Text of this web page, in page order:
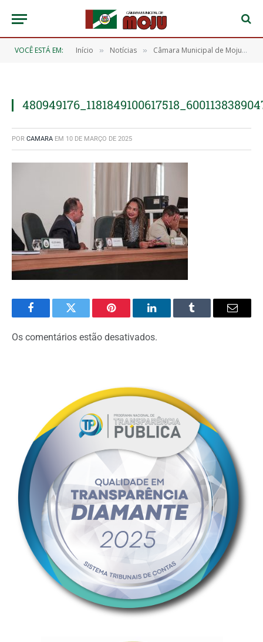
VOCÊ ESTÁ EM: Início » Notícias » Câmara Municipal de Moju aprova 15 requerimentos na 2ª Sessão Ordinária de 2025
POR CAMARA EM 10 DE MARÇO DE 2025
FacebookTwitter Pinterest O
LinkedIn
Tumblr
E-
Os comentários estão desativados.